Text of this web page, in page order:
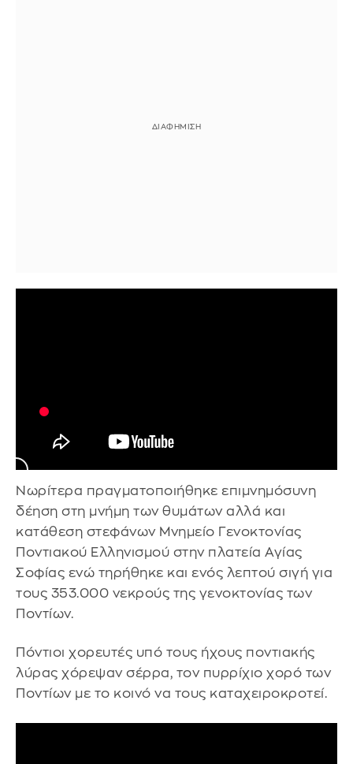
Νωρίτερα πραγματοποιήθηκε επιμνημόσυνη
δέηση στη μνήμη των θυμάτων αλλά και
κατάθεση στεφάνων Μνημείο Γενοκτονίας
Ποντιακού Ελληνισμού στην πλατεία Αγίας
Σοφίας ενώ τηρήθηκε και ενός λεπτού σιγή για
τους 353.000 νεκρούς της γενοκτονίας των
Ποντίων.
Πόντιοι χορευτές υπό τους ήχους ποντιακής
λύρας χόρεψαν σέρρα, τον πυρρίχιο χορό των
Ποντίων με το κοινό να τους καταχειροκροτεί.